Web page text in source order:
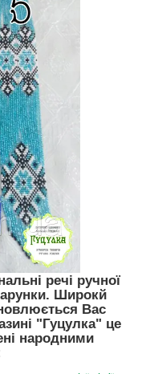
речі ручної
Широкй
Вас
"Гуцулка" це
народними